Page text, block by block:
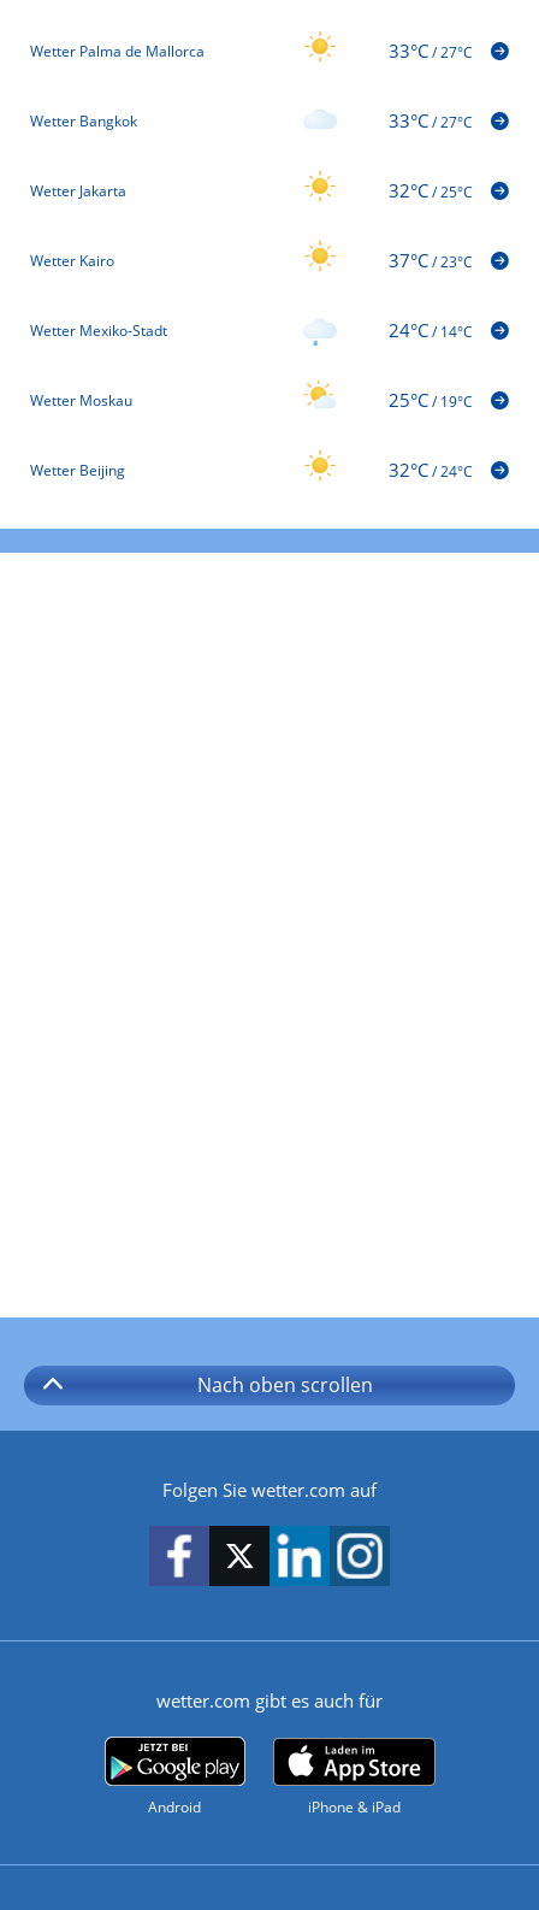
Wetter Palma de Mallorca 33°C/27°C
Wetter Bangkok 33°C/27°C
Wetter Jakarta 32°C/25°C
Wetter Kairo 37°C/23°C
Wetter Mexiko-Stadt 24°C/14°C
Wetter Moskau 25°C/19°C
Wetter Beijing 32°C/24°C
Nach oben scrollen
Folgen Sie wetter.com auf
wetter.com gibt es auch für
Android iPhone & iPad